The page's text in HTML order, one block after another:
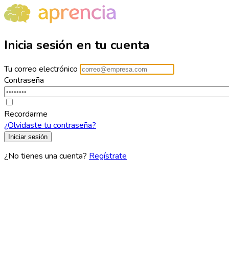
Inicia sesión en tu cuenta
Tu correo electrónico
Contraseña
Recordarme
¿Olvidaste tu contraseña?
¿No tienes una cuenta? Regístrate